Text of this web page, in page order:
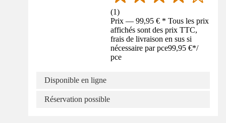
(1)
Prix — 99,95 € * Tous les prix
affichés sont des prix TTC,
frais de livraison en sus si
nécessaire par pce99,95 €*/
pce
Disponible en ligne
Réservation possible